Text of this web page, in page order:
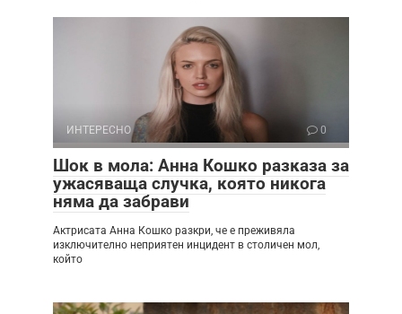
ИНТЕРЕСНО 0
Шок в мола: Анна Кошко разказа за
ужасяваща случка, която никога
няма да забрави
Актрисата Анна Кошко разкри, че е преживяла
изключително неприятен инцидент в столичен мол,
който